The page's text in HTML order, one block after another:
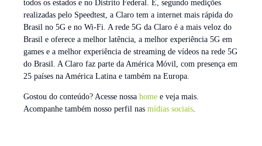
todos os estados e no Distrito Federal. E, segundo medições
realizadas pelo Speedtest, a Claro tem a internet mais rápida do
Brasil no 5G e no Wi-Fi. A rede 5G da Claro é a mais veloz do
Brasil e oferece a melhor latência, a melhor experiência 5G em
games e a melhor experiência de streaming de vídeos na rede 5G
do Brasil. A Claro faz parte da América Móvil, com presença em
25 países na América Latina e também na Europa.
Gostou do conteúdo? Acesse nossa home e veja mais.
Acompanhe também nosso perfil nas mídias sociais